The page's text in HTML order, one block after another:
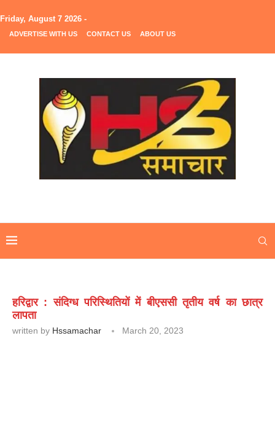
Friday, August 7 2026 -
ADVERTISE WITH US CONTACT US ABOUT US
हरिद्वार : संदिग्ध परिस्थितियों में बीएससी तृतीय वर्ष का छात्र
लापता
written by Hssamachar March 20, 2023